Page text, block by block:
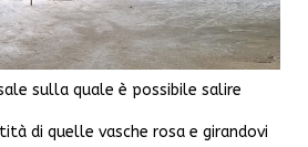
sulla quale è possibile salire
di quelle vasche rosa e girandovi